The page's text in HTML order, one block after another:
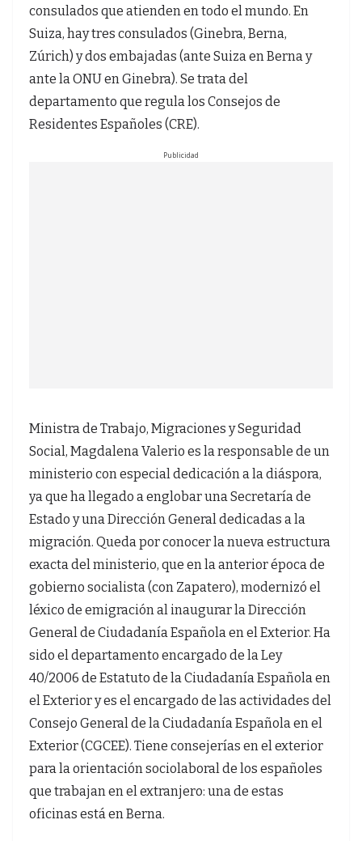
consulados que atienden en todo el mundo. En
Suiza, hay tres consulados (Ginebra, Berna,
Zúrich) y dos embajadas (ante Suiza en Berna y
ante la ONU en Ginebra). Se trata del
departamento que regula los Consejos de
Residentes Españoles (CRE).
Publicidad
Ministra de Trabajo, Migraciones y Seguridad
Social, Magdalena Valerio es la responsable de un
ministerio con especial dedicación a la diáspora,
ya que ha llegado a englobar una Secretaría de
Estado y una Dirección General dedicadas a la
migración. Queda por conocer la nueva estructura
exacta del ministerio, que en la anterior época de
gobierno socialista (con Zapatero), modernizó el
léxico de emigración al inaugurar la Dirección
General de Ciudadanía Española en el Exterior. Ha
sido el departamento encargado de la Ley
40/2006 de Estatuto de la Ciudadanía Española en
el Exterior y es el encargado de las actividades del
Consejo General de la Ciudadanía Española en el
Exterior (CGCEE). Tiene consejerías en el exterior
para la orientación sociolaboral de los españoles
que trabajan en el extranjero: una de estas
oficinas está en Berna.